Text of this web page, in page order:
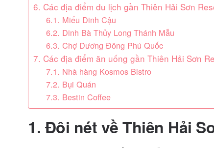
6. Các địa điểm du lịch gần Thiên Hải Sơn
6.1. Miếu Dinh Cậu
6.2. Dinh Bà Thủy Long Thánh Mẫu
6.3. Chợ Dương Đông Phú Quốc
7. Các địa điểm ăn uống gần Thiên Hải Sơn
7.1. Nhà hàng Kosmos Bistro
7.2. Bụi Quán
7.3. Bestin Coffee
1. Đôi nét về Thiên Hải